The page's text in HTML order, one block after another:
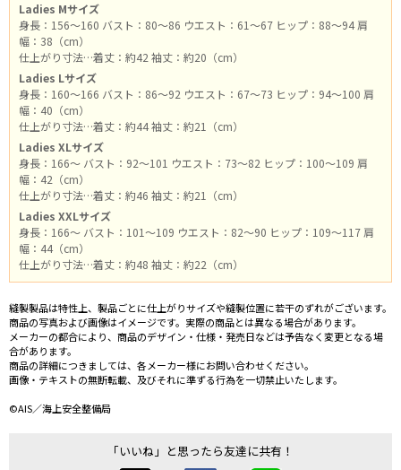
Ladies Mサイズ
身長：156～160 バスト：80～86 ウエスト：61～67 ヒップ：88～94 肩
幅：38（cm）
仕上がり寸法…着丈：約42 袖丈：約20（cm）
Ladies Lサイズ
身長：160～166 バスト：86～92 ウエスト：67～73 ヒップ：94～100 肩
幅：40（cm）
仕上がり寸法…着丈：約44 袖丈：約21（cm）
Ladies XLサイズ
身長：166～ バスト：92～101 ウエスト：73～82 ヒップ：100～109 肩
幅：42（cm）
仕上がり寸法…着丈：約46 袖丈：約21（cm）
Ladies XXLサイズ
身長：166～ バスト：101～109 ウエスト：82～90 ヒップ：109～117 肩
幅：44（cm）
仕上がり寸法…着丈：約48 袖丈：約22（cm）
縫製製品は特性上、製品ごとに仕上がりサイズや縫製位置に若干のずれがございます。
商品の写真および画像はイメージです。実際の商品とは異なる場合があります。
メーカーの都合により、商品のデザイン・仕様・発売日などは予告なく変更となる場
合があります。
商品の詳細につきましては、各メーカー様にお問い合わせください。
画像・テキストの無断転載、及びそれに準ずる行為を一切禁止いたします。
©AIS／海上安全整備局
「いいね」と思ったら友達に共有！